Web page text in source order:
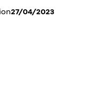
27/04/2023